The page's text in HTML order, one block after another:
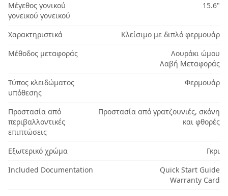
Μέγεθος γονικού
γονεϊκού γονεϊκού
15.6"
Χαρακτηριστικά
Κλείσιμο με διπλό φερμουάρ
Μέθοδος μεταφοράς
Λουράκι ώμου
Λαβή Μεταφοράς
Τύπος κλειδώματος
υπόθεσης
Φερμουάρ
Προστασία από
περιβαλλοντικές
επιπτώσεις
Προστασία από γρατζουνιές, σκόνη
και φθορές
Εξωτερικό χρώμα
Γκρι
Included Documentation
Quick Start Guide
Warranty Card